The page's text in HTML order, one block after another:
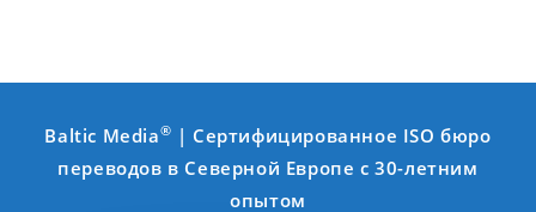
Baltic Media® | Сертифицированное ISO бюро
переводов в Северной Европе с 30-летним
опытом